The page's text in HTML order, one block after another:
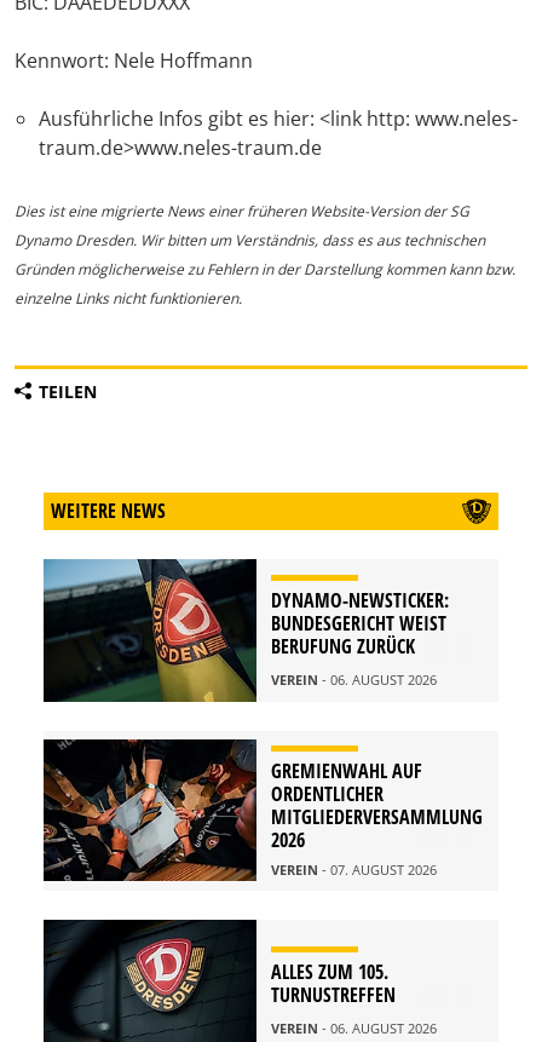
Kennwort: Nele Hoffmann
Ausführliche Infos gibt es hier: <link http: www.neles-
traum.de>www.neles-traum.de
Dies ist eine migrierte News einer früheren Website-Version der SG
Dynamo Dresden. Wir bitten um Verständnis, dass es aus technischen
Gründen möglicherweise zu Fehlern in der Darstellung kommen kann bzw.
einzelne Links nicht funktionieren.
TEILEN
WEITERE NEWS
DYNAMO-NEWSTICKER:
BUNDESGERICHT WEIST
BERUFUNG ZURÜCK
VEREIN - 06. AUGUST 2026
GREMIENWAHL AUF
ORDENTLICHER
MITGLIEDERVERSAMMLUNG
2026
VEREIN - 07. AUGUST 2026
ALLES ZUM 105.
TURNUSTREFFEN
VEREIN - 06. AUGUST 2026